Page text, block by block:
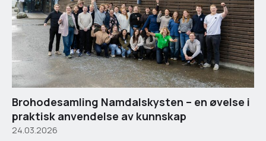
Brohodesamling Namdalskysten – en øvelse i
praktisk anvendelse av kunnskap
24.03.2026